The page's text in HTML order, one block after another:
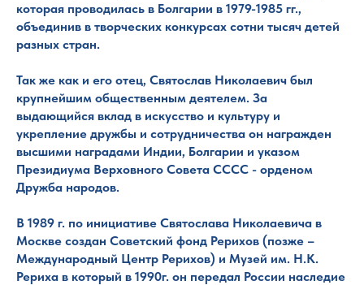
которая проводилась в Болгарии в 1979-1985 гг.,
объединив в творческих конкурсах сотни тысяч детей
разных стран.
Так же как и его отец, Святослав Николаевич был
крупнейшим общественным деятелем. За
выдающийся вклад в искусство и культуру и
укрепление дружбы и сотрудничества он награжден
высшими наградами Индии, Болгарии и указом
Президиума Верховного Совета СССС - орденом
Дружба народов.
В 1989 г. по инициативе Святослава Николаевича в
Москве создан Советский фонд Рерихов (позже –
Международный Центр Рерихов) и Музей им. Н.К.
Рериха в который в 1990г. он передал России наследие